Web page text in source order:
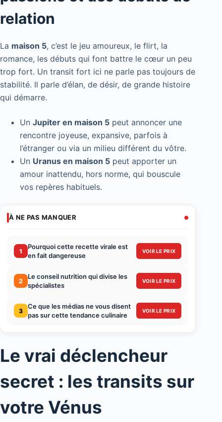
relation
La maison 5, c’est le jeu amoureux, le flirt, la
romance, les débuts qui font battre le cœur un peu
trop fort. Un transit fort ici ne parle pas toujours de
stabilité. Il parle d’élan, de désir, de grande histoire
qui démarre.
Un Jupiter en maison 5 peut annoncer une
rencontre joyeuse, expansive, parfois à
l’étranger ou via un milieu différent du vôtre.
Un Uranus en maison 5 peut apporter un
amour inattendu, hors norme, qui bouscule
vos repères habituels.
À NE PAS MANQUER
1
Pourquoi cette recette virale est
en fait dangereuse
VOIR LE PRIX
2
Le conseil nutrition qui divise les
spécialistes
VOIR LE PRIX
3
Ce que les médias ne vous disent
pas sur cette tendance culinaire
VOIR LE PRIX
Le vrai déclencheur
secret : les transits sur
votre Vénus